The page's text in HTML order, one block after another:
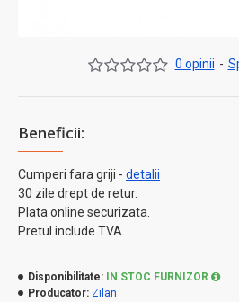
Beneficii:
Cumperi fara griji - detalii
30 zile drept de retur.
Plata online securizata.
Pretul include TVA.
0 opinii -
Disponibilitate:
IN STOC FURNIZOR
Producator: Zilan